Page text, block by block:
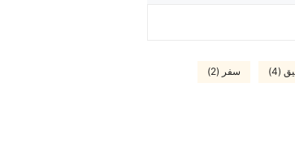
(4) سفر (2)